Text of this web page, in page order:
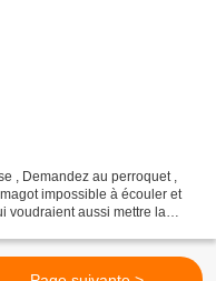
, Demandez au perroquet ,
impossible à écouler et
voudraient aussi mettre la